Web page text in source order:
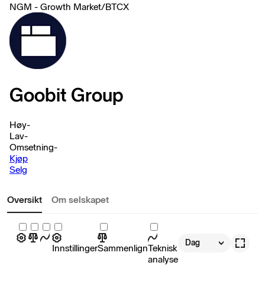
NGM - Growth Market/BTCX
Goobit Group
Høy-
Lav-
Omsetning-
Kjøp
Selg
Oversikt Om selskapet
InnstillingerSammenlignTeknisk
analyse
Dag